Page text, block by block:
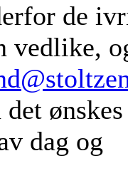
de
vedlike,
det
dag og